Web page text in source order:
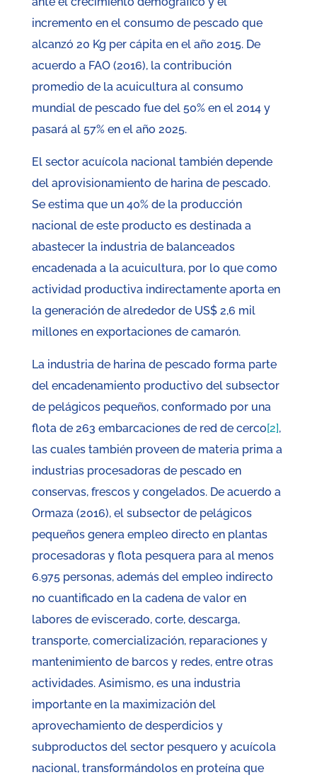
incremento en el consumo de pescado que
alcanzó 20 Kg per cápita en el año 2015. De
acuerdo a FAO (2016), la contribución
promedio de la acuicultura al consumo
mundial de pescado fue del 50% en el 2014 y
pasará al 57% en el año 2025.
El sector acuícola nacional también depende
del aprovisionamiento de harina de pescado.
Se estima que un 40% de la producción
nacional de este producto es destinada a
abastecer la industria de balanceados
encadenada a la acuicultura, por lo que como
actividad productiva indirectamente aporta en
la generación de alrededor de US$ 2,6 mil
millones en exportaciones de camarón.
La industria de harina de pescado forma parte
del encadenamiento productivo del subsector
de pelágicos pequeños, conformado por una
flota de 263 embarcaciones de red de cerco[2],
las cuales también proveen de materia prima a
industrias procesadoras de pescado en
conservas, frescos y congelados. De acuerdo a
Ormaza (2016), el subsector de pelágicos
pequeños genera empleo directo en plantas
procesadoras y flota pesquera para al menos
6.975 personas, además del empleo indirecto
no cuantificado en la cadena de valor en
labores de eviscerado, corte, descarga,
transporte, comercialización, reparaciones y
mantenimiento de barcos y redes, entre otras
actividades. Asimismo, es una industria
importante en la maximización del
aprovechamiento de desperdicios y
subproductos del sector pesquero y acuícola
nacional, transformándolos en proteína que